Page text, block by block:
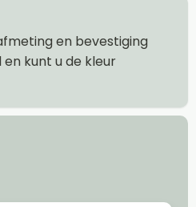
en bevestiging
kunt u de kleur